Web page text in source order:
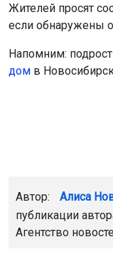
Жителей просят
если обнаружены
Напомним:
дом в
Автор: Алиса
публикации
Агентство